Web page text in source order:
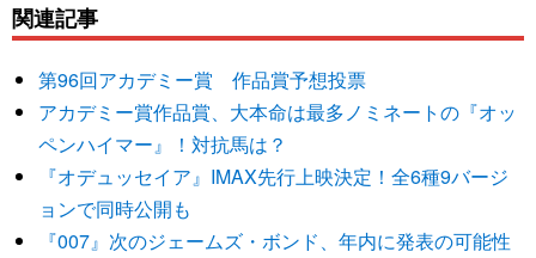
関連記事
第96回アカデミー賞 作品賞予想投票
アカデミー賞作品賞、大本命は最多ノミネートの『オッ
ペンハイマー』！対抗馬は？
『オデュッセイア』IMAX先行上映決定！全6種9バージ
ョンで同時公開も
『007』次のジェームズ・ボンド、年内に発表の可能性